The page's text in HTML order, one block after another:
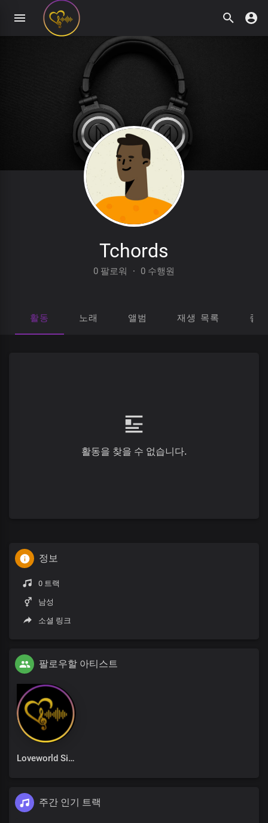
Tchords
0 팔로워 · 0 수행원
활동 노래 앨범 재생 목록 좋
활동을 찾을 수 없습니다.
정보
0 트랙
남성
소셜 링크
팔로우할 아티스트
Loveworld Singers
주간 인기 트랙